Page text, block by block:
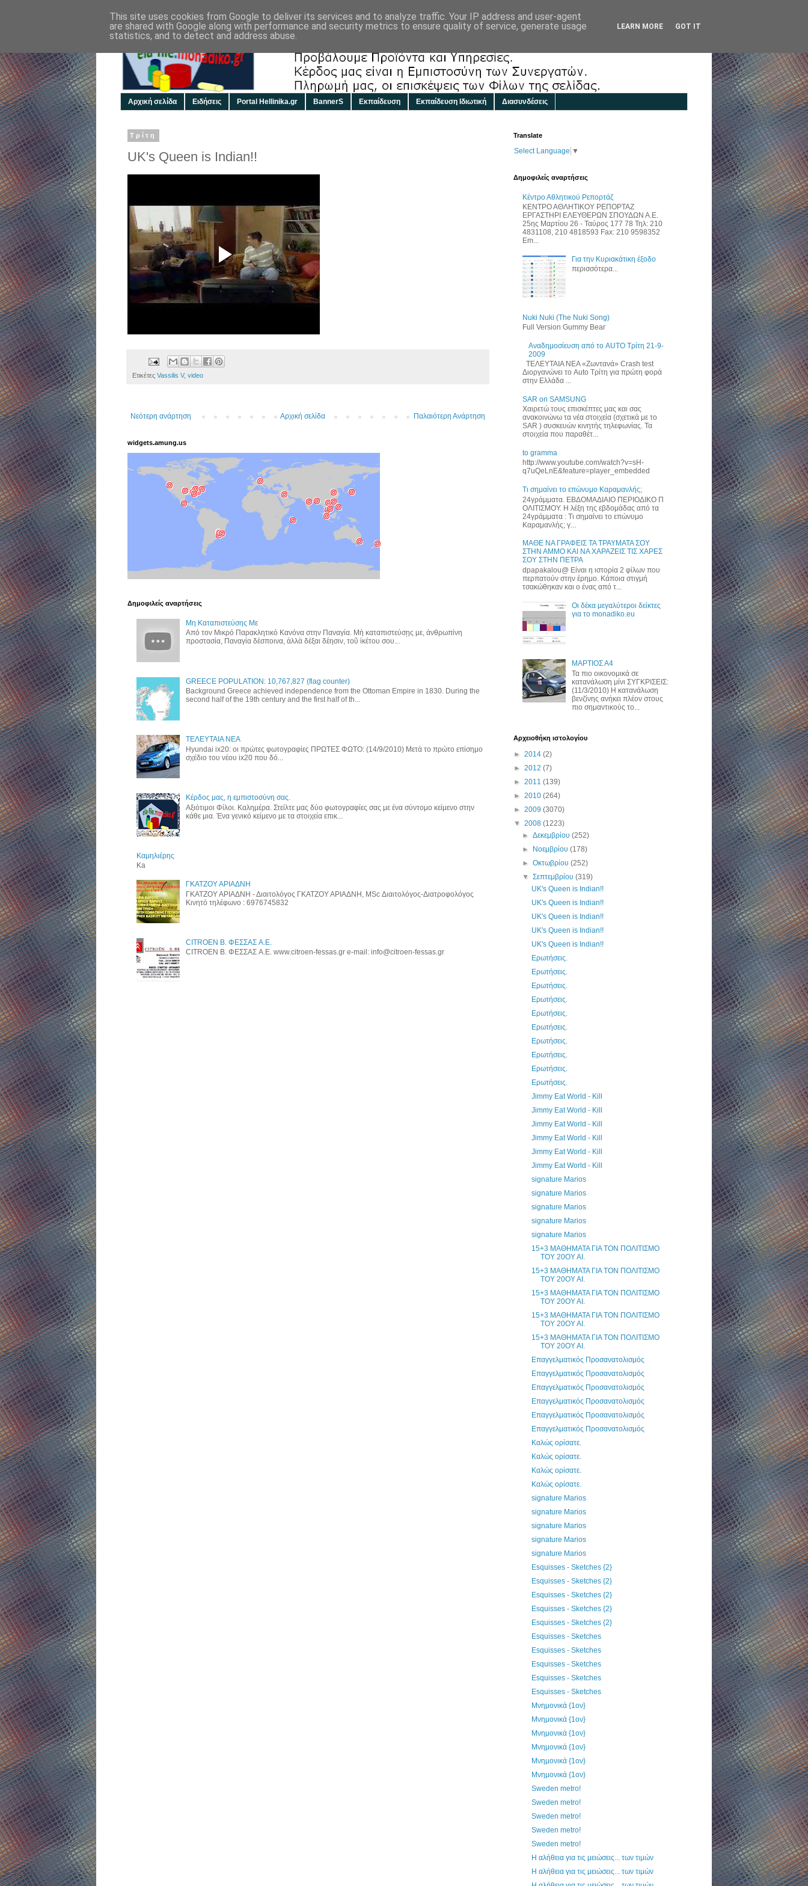
Αρχική σελίδα Ειδήσεις Portal Hellinika.gr BannerS Εκπαίδευση Εκπαίδευση Ιδιωτική Διασυνδέσεις
Τρίτη
UK's Queen is Indian!!
Ετικέτες Vassilis V, video
Νεότερη ανάρτηση Παλαιότερη Ανάρτηση
Αρχική σελίδα
widgets.amung.us
Δημοφιλείς αναρτήσεις
Μη Καταπιστεύσης Με
Από τον Μικρό Παρακλητικό Κανόνα στην Παναγία. Μὴ καταπιστεύσῃς με, ἀνθρωπίνη
προστασία, Παναγία δέσποινα, ἀλλὰ δέξαι δέησιν, τοῦ ἱκέτου σου...
GREECE POPULATION: 10,767,827 (flag counter)
Background Greece achieved independence from the Ottoman Empire in 1830. During the
second half of the 19th century and the first half of th...
ΤΕΛΕΥΤΑΙΑ ΝΕΑ
Hyundai ix20: οι πρώτες φωτογραφίες ΠΡΩΤΕΣ ΦΩΤΟ: (14/9/2010) Μετά το πρώτο επίσημο
σχέδιο του νέου ix20 που δό...
Κέρδος μας, η εμπιστοσύνη σας.
Αξιότιμοι Φίλοι. Καλημέρα. Στείλτε μας δύο φωτογραφίες σας με ένα σύντομο κείμενο στην
κάθε μια. Ένα γενικό κείμενο με τα στοιχεία επικ...
Καμηλιέρης
Ka
ΓΚΑΤΖΟΥ ΑΡΙΑΔΝΗ
ΓΚΑΤΖΟΥ ΑΡΙΑΔΝΗ - Διαιτολόγος ΓΚΑΤΖΟΥ ΑΡΙΑΔΝΗ, MSc Διαιτολόγος-Διατροφολόγος
Κινητό τηλέφωνο : 6976745832
CITROEN B. ΦΕΣΣΑΣ A.E.
CITROEN B. ΦΕΣΣΑΣ A.E. www.citroen-fessas.gr e-mail: info@citroen-fessas.gr
Translate
Select Language ▼
Δημοφιλείς αναρτήσεις
Κέντρο Αθλητικού Ρεπορτάζ
ΚΕΝΤΡΟ ΑΘΛΗΤΙΚΟΥ ΡΕΠΟΡΤΑΖ
ΕΡΓΑΣΤΗΡΙ ΕΛΕΥΘΕΡΩΝ ΣΠΟΥΔΩΝ Α.Ε.
25ης Μαρτίου 26 - Ταύρος 177 78 Τηλ: 210
4831108, 210 4818593 Fax: 210 9598352
Em...
Για την Κυριακάτικη έξοδο
περισσότερα...
Nuki Nuki (The Nuki Song)
Full Version Gummy Bear
Αναδημοσίευση από το AUTO Τρίτη 21-9-
2009
ΤΕΛΕΥΤΑΙΑ ΝΕΑ «Zωντανά» Crash test
Διοργανώνει το Auto Τρίτη για πρώτη φορά
στην Ελλάδα ...
SAR on SAMSUNG
Χαιρετώ τους επισκέπτες μας και σας
ανακοινώνω τα νέα στοιχεία (σχετικά με το
SAR ) συσκευών κινητής τηλεφωνίας. Τα
στοιχεία που παραθέτ...
to gramma
http://www.youtube.com/watch?v=sH-
q7uQeLnE&feature=player_embedded
Τι σημαίνει το επώνυμο Καραμανλής;
24γράμματα. ΕΒΔΟΜΑΔΙΑΙΟ ΠΕΡΙΟΔΙΚΟ Π
ΟΛΙΤΙΣΜΟΥ. Η λέξη της εβδομάδας από τα
24γράμματα : Τι σημαίνει το επώνυμο
Καραμανλής; γ...
ΜΑΘΕ ΝΑ ΓΡΑΦΕΙΣ ΤΑ ΤΡΑΥΜΑΤΑ ΣΟΥ
ΣΤΗΝ ΑΜΜΟ ΚΑΙ ΝΑ ΧΑΡΑΖΕΙΣ ΤΙΣ ΧΑΡΕΣ
ΣΟΥ ΣΤΗΝ ΠΕΤΡΑ
dpapakalou@ Είναι η ιστορία 2 φίλων που
περπατούν στην έρημο. Κάποια στιγμή
τσακώθηκαν και ο ένας από τ...
Οι δέκα μεγαλύτεροι δείκτες
για το monadiko.eu
ΜΑΡΤΙΟΣ Α4
Τα πιο οικονομικά σε
κατανάλωση μίνι ΣΥΓΚΡΙΣΕΙΣ:
(11/3/2010) H κατανάλωση
βενζίνης ανήκει πλέον στους
πιο σημαντικούς το...
Αρχειοθήκη ιστολογίου
► 2014 (2)
► 2012 (7)
► 2011 (139)
► 2010 (264)
► 2009 (3070)
▼ 2008 (1223)
►Δεκεμβρίου(252)
►
Νοεμβρίου(178)
►Οκτωβρίου(252)
▼Σεπτεμβρίου(319)
UK's Queen is Indian!!
UK's Queen is Indian!!
UK's Queen is Indian!!
UK's Queen is Indian!!
UK's Queen is Indian!!
Ερωτήσεις.
Ερωτήσεις.
Ερωτήσεις.
Ερωτήσεις.
Ερωτήσεις.
Ερωτήσεις.
Ερωτήσεις.
Ερωτήσεις.
Ερωτήσεις.
Ερωτήσεις.
Jimmy Eat World - Kill
Jimmy Eat World - Kill
Jimmy Eat World - Kill
Jimmy Eat World - Kill
Jimmy Eat World - Kill
Jimmy Eat World - Kill
signature Marios
signature Marios
signature Marios
signature Marios
signature Marios
15+3 MAΘΗΜΑΤΑ ΓΙΑ ΤΟΝ ΠΟΛΙΤΙΣΜΟ
ΤΟΥ 20ΟΥ ΑΙ.
15+3 MAΘΗΜΑΤΑ ΓΙΑ ΤΟΝ ΠΟΛΙΤΙΣΜΟ
ΤΟΥ 20ΟΥ ΑΙ.
15+3 MAΘΗΜΑΤΑ ΓΙΑ ΤΟΝ ΠΟΛΙΤΙΣΜΟ
ΤΟΥ 20ΟΥ ΑΙ.
15+3 MAΘΗΜΑΤΑ ΓΙΑ ΤΟΝ ΠΟΛΙΤΙΣΜΟ
ΤΟΥ 20ΟΥ ΑΙ.
15+3 MAΘΗΜΑΤΑ ΓΙΑ ΤΟΝ ΠΟΛΙΤΙΣΜΟ
ΤΟΥ 20ΟΥ ΑΙ.
Επαγγελματικός Προσανατολισμός
Επαγγελματικός Προσανατολισμός
Επαγγελματικός Προσανατολισμός
Επαγγελματικός Προσανατολισμός
Επαγγελματικός Προσανατολισμός
Επαγγελματικός Προσανατολισμός
Καλώς ορίσατε.
Καλώς ορίσατε.
Καλώς ορίσατε.
Καλώς ορίσατε.
signature Marios
signature Marios
signature Marios
signature Marios
signature Marios
Esquisses - Sketches {2}
Esquisses - Sketches {2}
Esquisses - Sketches {2}
Esquisses - Sketches {2}
Esquisses - Sketches {2}
Esquisses - Sketches
Esquisses - Sketches
Esquisses - Sketches
Esquisses - Sketches
Esquisses - Sketches
Μνημονικά {1ον}
Μνημονικά {1ον}
Μνημονικά {1ον}
Μνημονικά {1ον}
Μνημονικά {1ον}
Μνημονικά {1ον}
Sweden metro!
Sweden metro!
Sweden metro!
Sweden metro!
Sweden metro!
Η αλήθεια για τις μειώσεις... των τιμών
Η αλήθεια για τις μειώσεις... των τιμών
This site uses cookies from Google to deliver its services and to analyze traffic. Your IP address and user-agent
are shared with Google along with performance and security metrics to ensure quality of service, generate usage
statistics, and to detect and address abuse.
LEARN MORE GOT IT